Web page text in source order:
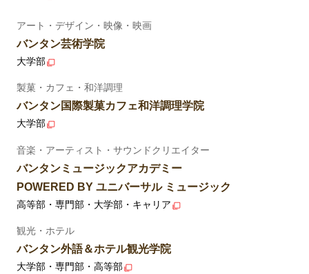
アート・デザイン・映像・映画
バンタン芸術学院
大学部
製菓・カフェ・和洋調理
バンタン国際製菓カフェ和洋調理学院
大学部
音楽・アーティスト・サウンドクリエイター
バンタンミュージックアカデミー
POWERED BY ユニバーサル ミュージック
高等部・専門部・大学部・キャリア
観光・ホテル
バンタン外語＆ホテル観光学院
大学部・専門部・高等部